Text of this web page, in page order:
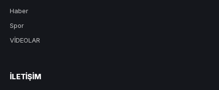
Haber
Spor
VİDEOLAR
ILETIŞIM